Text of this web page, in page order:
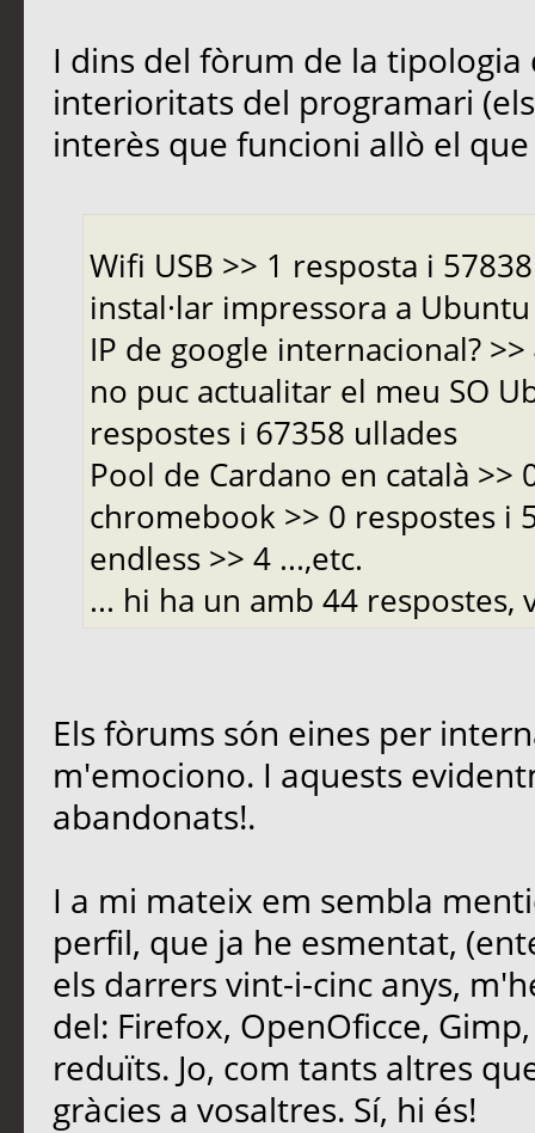
I dins del fòrum de la
interioritats del programari
interès que funcioni allò el que
Wifi USB >> 1 resposta i
instal·lar impressora a
IP de google internacional?
no puc actualitar el meu SO
respostes i 67358 ullades
Pool de Cardano en català >>
chromebook >> 0 respostes i
endless >> 4 ...,etc.
... hi ha un amb 44 respostes,
Els fòrums són eines per
m'emociono. I aquests
abandonats!.
I a mi mateix em sembla
perfil, que ja he esmentat,
els darrers vint-i-cinc anys,
del: Firefox, OpenOficce,
reduïts. Jo, com tants altres
gràcies a vosaltres. Sí, hi és!